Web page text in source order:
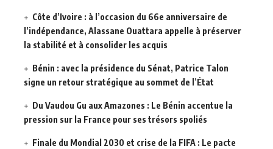
Côte d’Ivoire : à l’occasion du 66e anniversaire de
l’indépendance, Alassane Ouattara appelle à préserver
la stabilité et à consolider les acquis
Bénin : avec la présidence du Sénat, Patrice Talon
signe un retour stratégique au sommet de l’État
Du Vaudou Gu aux Amazones : Le Bénin accentue la
pression sur la France pour ses trésors spoliés
Finale du Mondial 2030 et crise de la FIFA : Le pacte